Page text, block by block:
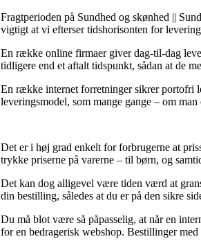
Fragtperioden på Sundhed og skønhed ||
vigtigt at vi efterser tidshorisonten for
En række online firmaer giver dag-til-dag
tidligere end et aftalt tidspunkt, sådan at de
En række internet forretninger sikrer portofri
leveringsmodel, som mange gange – om
Det er i høj grad enkelt for forbrugerne at
trykke priserne på varerne – til børn, og
Det kan dog alligevel være tiden værd at
din bestilling, således at du er på den sikre
Du må blot være så påpasselig, at når en
for en bedragerisk webshop. Bestillinger